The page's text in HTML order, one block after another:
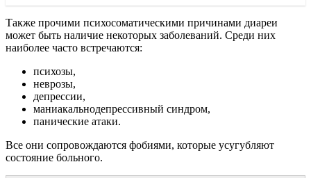
Также прочими психосоматическими причинами диареи
может быть наличие некоторых заболеваний. Среди них
наиболее часто встречаются:
психозы,
неврозы,
депрессии,
маниакальнодепрессивный синдром,
панические атаки.
Все они сопровождаются фобиями, которые усугубляют
состояние больного.